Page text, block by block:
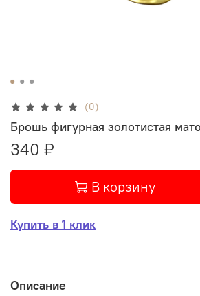
(0)
Брошь фигурная золотистая
340 ₽
В корзину
Купить в 1 клик
Описание